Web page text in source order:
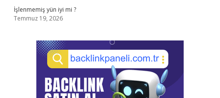
İşlenmemiş yün iyi mi ?
Temmuz 19, 2026